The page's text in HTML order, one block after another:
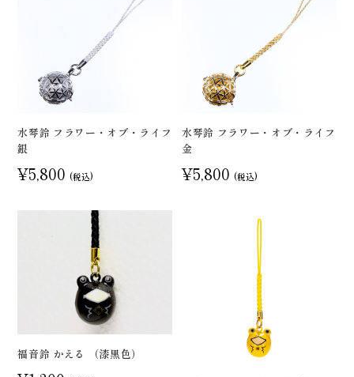
水琴鈴 フラワー・オブ・ライフ
銀
¥5,800 (税込)
水琴鈴 フラワー・オブ・ライフ
金
¥5,800 (税込)
福音鈴 かえる （漆黒色）